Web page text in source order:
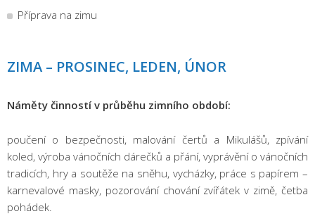
Příprava na zimu
ZIMA – PROSINEC, LEDEN, ÚNOR
Náměty činností v průběhu zimního období:
poučení o bezpečnosti, malování čertů a Mikulášů, zpívání
koled, výroba vánočních dárečků a přání, vyprávění o vánočních
tradicích, hry a soutěže na sněhu, vycházky, práce s papírem –
karnevalové masky, pozorování chování zvířátek v zimě, četba
pohádek.